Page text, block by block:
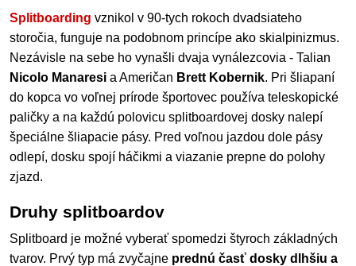
Splitboarding vznikol v 90-tych rokoch dvadsiateho
storočia, funguje na podobnom princípe ako skialpinizmus.
Nezávisle na sebe ho vynašli dvaja vynálezcovia - Talian
Nicolo Manaresi a Američan Brett Kobernik. Pri šliapaní
do kopca vo voľnej prírode športovec používa teleskopické
paličky a na každú polovicu splitboardovej dosky nalepí
špeciálne šliapacie pásy. Pred voľnou jazdou dole pásy
odlepí, dosku spojí háčikmi a viazanie prepne do polohy
zjazd.
Druhy splitboardov
Splitboard je možné vyberať spomedzi štyroch základných
tvarov. Prvý typ má zvyčajne prednú časť dosky dlhšiu a